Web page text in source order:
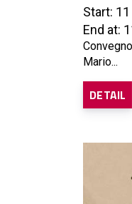
Start:
End at:
Mario...
DETAIL